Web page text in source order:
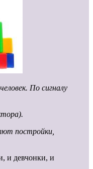
По сигналу
постройки,
и девчонки, и